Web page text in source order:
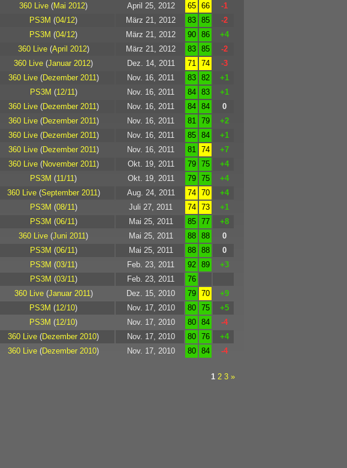
360 Live (Mai 2012) April 25, 2012 65 66
-1
PS3M (04/12) März 21, 2012 83 85
-2
PS3M (04/12) März 21, 2012 90 86
+4
360 Live(April 2012) März 21, 2012 83 85
-2
360 Live (Januar 2012) Dez. 14, 2011 71 74
-3
360 Live(Dezember 2011) Nov. 16, 2011 83 82
+1
PS3M (12/11) Nov. 16, 2011 84 83
+1
360 Live(Dezember 2011) Nov. 16, 2011 84 84
0
360 Live(Dezember 2011) Nov. 16, 2011 81 79
+2
360 Live(Dezember 2011) Nov. 16, 2011 85 84
+1
360 Live(Dezember 2011) Nov. 16, 2011 81 74
+7
360 Live(November 2011) Okt. 19, 2011 79 75
+4
PS3M (11/11) Okt. 19, 2011 79 75
+4
360 Live(September 2011) Aug. 24, 2011 74 70
+4
PS3M (08/11) Juli 27, 2011 74 73
+1
PS3M (06/11) Mai 25, 2011 85 77
+8
360 Live (Juni 2011) Mai 25, 2011 88 88
0
PS3M (06/11) Mai 25, 2011 88 88
0
PS3M (03/11) Feb. 23, 2011 92 89
+3
PS3M (03/11) Feb. 23, 2011
76
360 Live(Januar 2011) Dez. 15, 2010 79 70
+9
PS3M (12/10) Nov. 17, 2010 80 75
+5
PS3M (12/10) Nov. 17, 2010 80 84
-4
360 Live (Dezember 2010) Nov. 17, 2010 80 76
+4
360 Live (Dezember 2010) Nov. 17, 2010 80 84 -4
1 2 3 »